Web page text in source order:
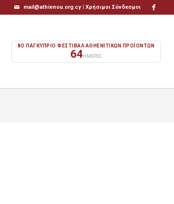
mail@athienou.org.cy |Χρήσιμοι Σύνδεσμοι
8Ο ΠΑΓΚΥΠΡΙΟ ΦΕΣΤΙΒΑΛ ΑΘΗΕΝΙΤΙΚΩΝ ΠΡΟΪΟΝΤΩΝ
64 ΗΜΕΡΕΣ